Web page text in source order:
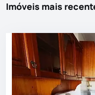
Imóveis mais